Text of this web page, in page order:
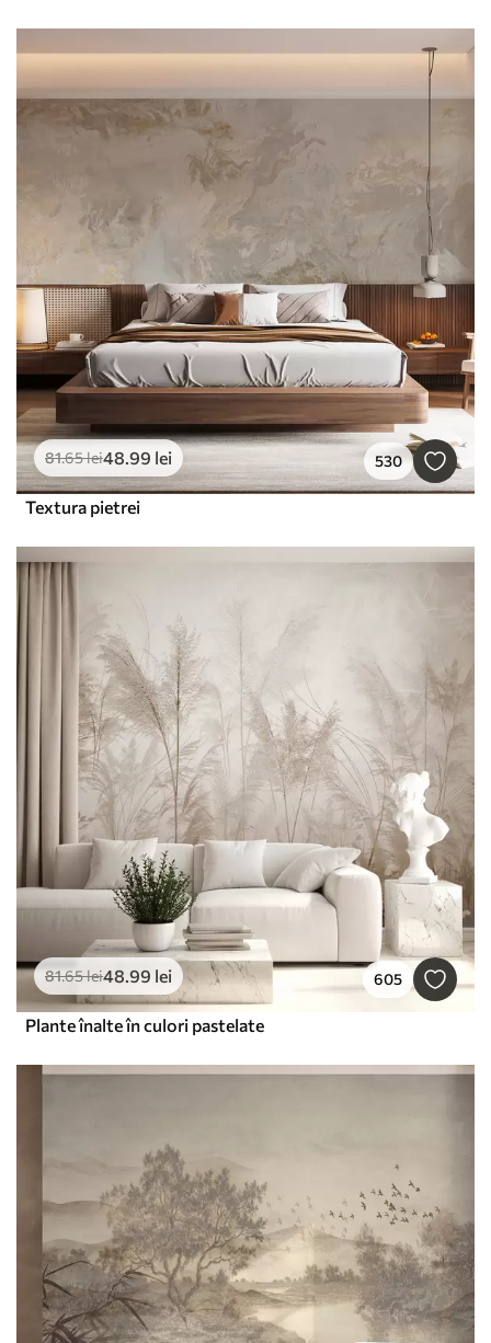
81.65lei48.99 lei 530
Textura pietrei
81.65lei48.99 lei 605
Plante înalte în culori pastelate